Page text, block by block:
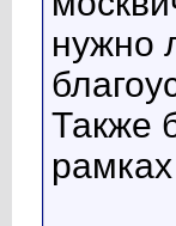
нужно
Также